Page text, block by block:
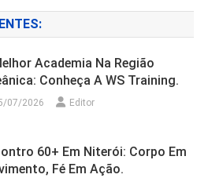
Academia Na Região
Conheça A WS Training.
07/2026 Editor
60+ Em Niterói: Corpo Em
Fé Em Ação.